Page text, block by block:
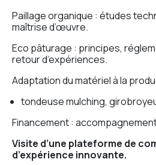
Paillage organique : études
maîtrise d’œuvre.
Eco pâturage : principes,
retour d’expériences.
Adaptation du matériel à la
tondeuse mulching,
Financement: accompagnement
Visite d’une plateforme de
d’expérience innovante.